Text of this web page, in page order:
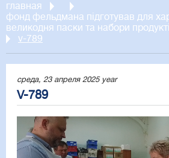
главная
фонд фельдмана підготував для
великодня паски та набори
v-789
среда, 23 апреля 2025 year
V-789
Video
Player